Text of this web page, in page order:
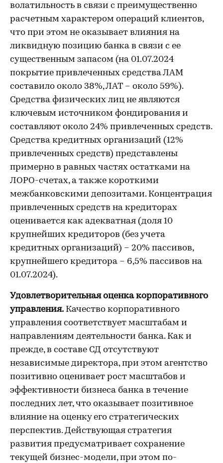
волатильность в связи с преимущественно
расчетным характером операций клиентов,
что при этом не оказывает влияния на
ликвидную позицию банка в связи с ее
существенным запасом (на 01.07.2024
покрытие привлеченных средства ЛАМ
составило около 38%, ЛАТ – около 59%).
Средства физических лиц не являются
ключевым источником фондирования и
составляют около 24% привлеченных средств.
Средства кредитных организаций (12%
привлеченных средств) представлены
примерно в равных частях остатками на
ЛОРО-счетах, а также короткими
межбанковскими депозитами. Концентрация
привлеченных средств на кредиторах
оценивается как адекватная (доля 10
крупнейших кредиторов (без учета
кредитных организаций) – 20% пассивов,
крупнейшего кредитора – 6,5% пассивов на
01.07.2024).
Удовлетворительная оценка корпоративного
управления. Качество корпоративного
управления соответствует масштабам и
направлениям деятельности банка. Как и
прежде, в составе СД отсутствуют
независимые директора, при этом агентство
позитивно оценивает рост масштабов и
эффективности бизнеса банка в течение
последних лет, что оказывает позитивное
влияние на оценку его стратегических
перспектив. Действующая стратегия
развития предусматривает сохранение
текущей бизнес-модели, при этом по-